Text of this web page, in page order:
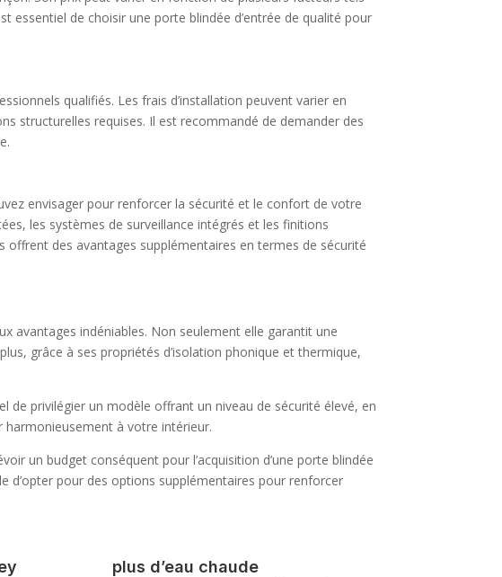
essentiel de choisir une porte blindée d’entrée de qualité pour
qualifiés. Les frais d’installation peuvent varier en
structurelles requises. Il est recommandé de demander des
envisager pour renforcer la sécurité et le confort de votre
les systèmes de surveillance intégrés et les finitions
des avantages supplémentaires en termes de sécurité
avantages indéniables. Non seulement elle garantit une
grâce à ses propriétés d’isolation phonique et thermique,
de privilégier un modèle offrant un niveau de sécurité élevé, en
harmonieusement à votre intérieur.
un budget conséquent pour l’acquisition d’une porte blindée
d’opter pour des options supplémentaires pour renforcer
plus d’eau chaude